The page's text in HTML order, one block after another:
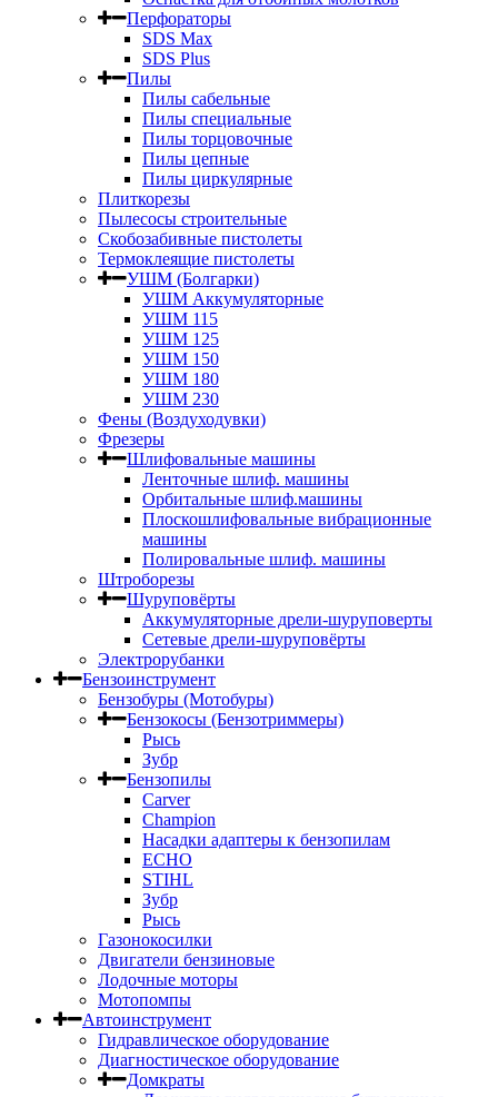
Перфораторы
SDS Max
SDS Plus
Пилы
Пилы сабельные
Пилы специальные
Пилы торцовочные
Пилы цепные
Пилы циркулярные
Плиткорезы
Пылесосы строительные
Скобозабивные пистолеты
Термоклеящие пистолеты
УШМ (Болгарки)
УШМ Аккумуляторные
УШМ 115
УШМ 125
УШМ 150
УШМ 180
УШМ 230
Фены (Воздуходувки)
Фрезеры
Шлифовальные машины
Ленточные шлиф. машины
Орбитальные шлиф.машины
Плоскошлифовальные вибрационные
машины
Полировальные шлиф. машины
Штроборезы
Шуруповёрты
Аккумуляторные дрели-шуруповерты
Сетевые дрели-шуруповёрты
Электрорубанки
Бензоинструмент
Бензобуры (Мотобуры)
Бензокосы (Бензотриммеры)
Рысь
Зубр
Бензопилы
Carver
Champion
Насадки адаптеры к бензопилам
ECHO
STIHL
Зубр
Рысь
Газонокосилки
Двигатели бензиновые
Лодочные моторы
Мотопомпы
Автоинструмент
Гидравлическое оборудование
Диагностическое оборудование
Домкраты